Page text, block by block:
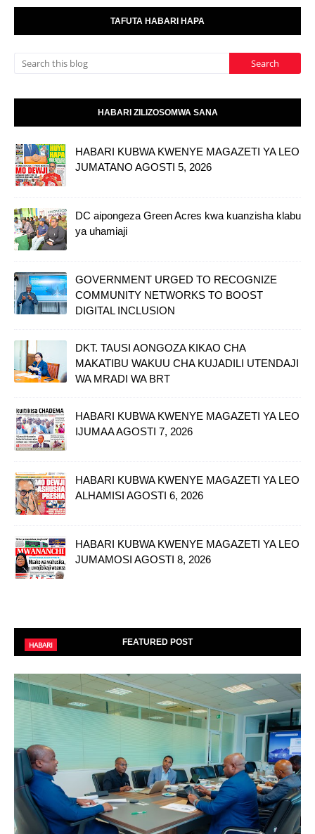
TAFUTA HABARI HAPA
HABARI ZILIZOSOMWA SANA
HABARI KUBWA KWENYE MAGAZETI YA LEO
JUMATANO AGOSTI 5, 2026
DC aipongeza Green Acres kwa kuanzisha klabu
ya uhamiaji
GOVERNMENT URGED TO RECOGNIZE
COMMUNITY NETWORKS TO BOOST
DIGITAL INCLUSION
DKT. TAUSI AONGOZA KIKAO CHA
MAKATIBU WAKUU CHA KUJADILI UTENDAJI
WA MRADI WA BRT
HABARI KUBWA KWENYE MAGAZETI YA LEO
IJUMAA AGOSTI 7, 2026
HABARI KUBWA KWENYE MAGAZETI YA LEO
ALHAMISI AGOSTI 6, 2026
HABARI KUBWA KWENYE MAGAZETI YA LEO
JUMAMOSI AGOSTI 8, 2026
FEATURED POST
HABARI